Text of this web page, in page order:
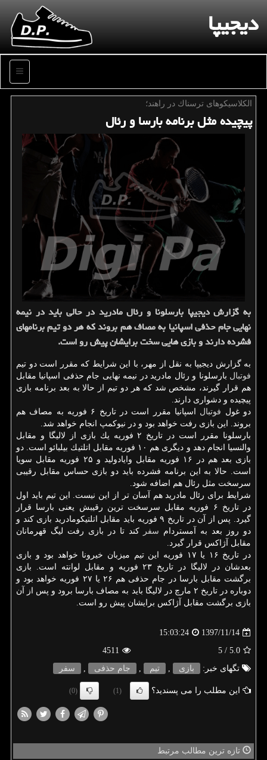
دیجیپا
منو
ال‎كلاسیكوهای ترسناك در راهند؛
پیچیده مثل برنامه بارسا و رئال
به گزارش دیجیپا بارسلونا و رئال مادرید در حالی باید در نیمه
نهایی جام حذفی اسپانیا به مصاف هم بروند كه هر دو تیم برنامه‎ای
فشرده دارند و بازی هایی سخت برایشان پیش رو است.
به گزارش دیجیپا به نقل از مهر، با این شرایط كه مقرر است دو تیم
فوتبال بارسلونا و رئال مادرید در نیمه نهایی جام حذفی اسپانیا مقابل
هم قرار گیرند، مشخص شد كه هر دو تیم از حالا به بعد برنامه بازی
پیچیده و دشواری دارند.
دو غول فوتبال
اسپانیا مقرر است در تاریخ ۶ فوریه به مصاف هم
بروند. این بازی رفت خواهد بود و در نیوكمپ انجام خواهد شد.
بارسلونا مقرر است در تاریخ ۲ فوریه یك بازی از لالیگا و مقابل
والنسیا انجام دهد و دیگری هم ۱۰ فوریه مقابل اتلتیك بیلبائو است. دو
بازی بعد هم در ۱۶ فوریه مقابل وایادولید و ۲۵ فوریه مقابل سویا
است. حالا به این برنامه فشرده باید دو بازی حساس مقابل رقیبی
سرسخت مثل رئال هم اضافه شود.
شرایط برای رئال مادرید هم آسان تر از این نیست. این تیم باید اول
در تاریخ ۶ فوریه مقابل سرسخت ترین رقیبش یعنی بارسا قرار
گیرد. پس از آن در تاریخ ۹ فوریه باید مقابل اتلتیكومادرید بازی كند و
دو روز بعد به آمستردام سفر
كند تا در بازی رفت لیگ قهرمانان
مقابل آژاكس قرار گیرد.
در تاریخ ۱۶ یا ۱۷ فوریه این تیم میزبان خیرونا خواهد بود و بازی
بعدشان در لالیگا در تاریخ ۲۳ فوریه و مقابل لوانته است. بازی
برگشت مقابل بارسا در جام حذفی هم ۲۶ یا ۲۷ فوریه خواهد بود و
دوباره در تاریخ ۲ مارچ در لالیگا باید به مصاف بارسا برود و پس از آن
بازی برگشت مقابل آژاكس برایشان پیش رو است.
1397/11/14
15:03:24
5.0
/ 5
4511
تگهای خبر:
بازی , تیم , جام حذفی , سفر
این مطلب را می پسندید؟ (1)
(0)
تازه ترین مطالب مرتبط